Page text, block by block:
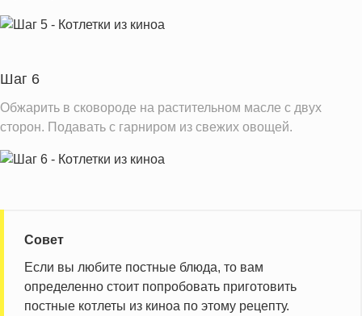
Шаг 6
Обжарить в сковороде на растительном масле с двух
сторон. Подавать с гарниром из свежих овощей.
Совет
Если вы любите постные блюда, то вам
определенно стоит попробовать приготовить
постные котлеты из киноа по этому рецепту.